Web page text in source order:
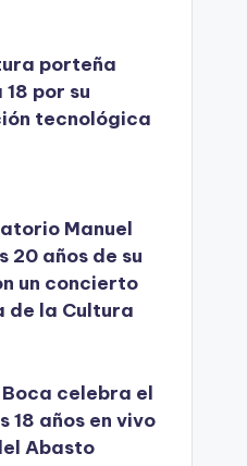
porteña
por su
tecnológica
Manuel
20 años de su
un concierto
de la Cultura
celebra el
18 años en vivo
Abasto